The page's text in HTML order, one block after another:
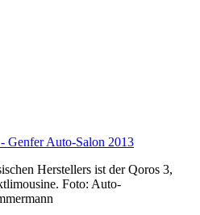
Herstellers ist der Qoros 3,
Foto: Auto-